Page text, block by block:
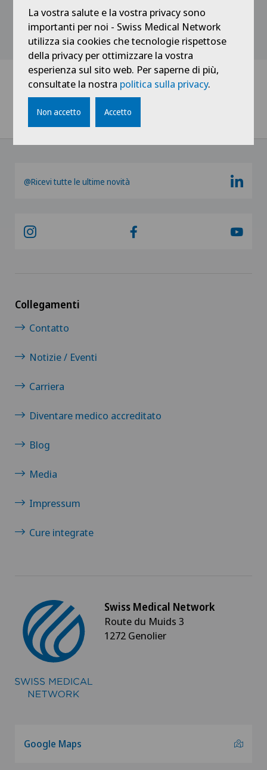
Mostra tutto
@Ricevi tutte le ultime novità
Collegamenti
Contatto
Notizie / Eventi
Carriera
Diventare medico accreditato
Blog
Media
Impressum
Cure integrate
Swiss Medical Network
Route du Muids 3
1272 Genolier
Google Maps
La vostra salute e la vostra privacy sono
importanti per noi - Swiss Medical Network
utilizza sia cookies che tecnologie rispettose
della privacy per ottimizzare la vostra
esperienza sul sito web. Per saperne di più,
consultate la nostra politica sulla privacy.
Non accetto Accetto